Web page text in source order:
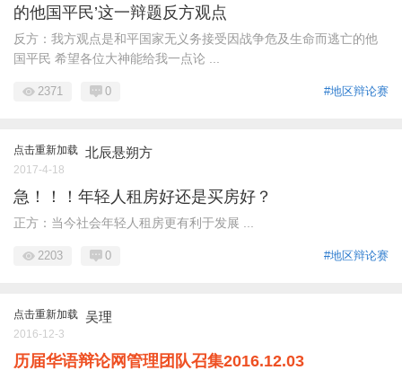
的他国平民’这一辩题反方观点
反方：我方观点是和平国家无义务接受因战争危及生命而逃亡的他
国平民 希望各位大神能给我一点论 ...
#地区辩论赛
2371 0
点击重新加载 北辰悬朔方
2017-4-18
急！！！年轻人租房好还是买房好？
正方：当今社会年轻人租房更有利于发展 ...
#地区辩论赛
2203 0
点击重新加载 吴理
2016-12-3
历届华语辩论网管理团队召集2016.12.03